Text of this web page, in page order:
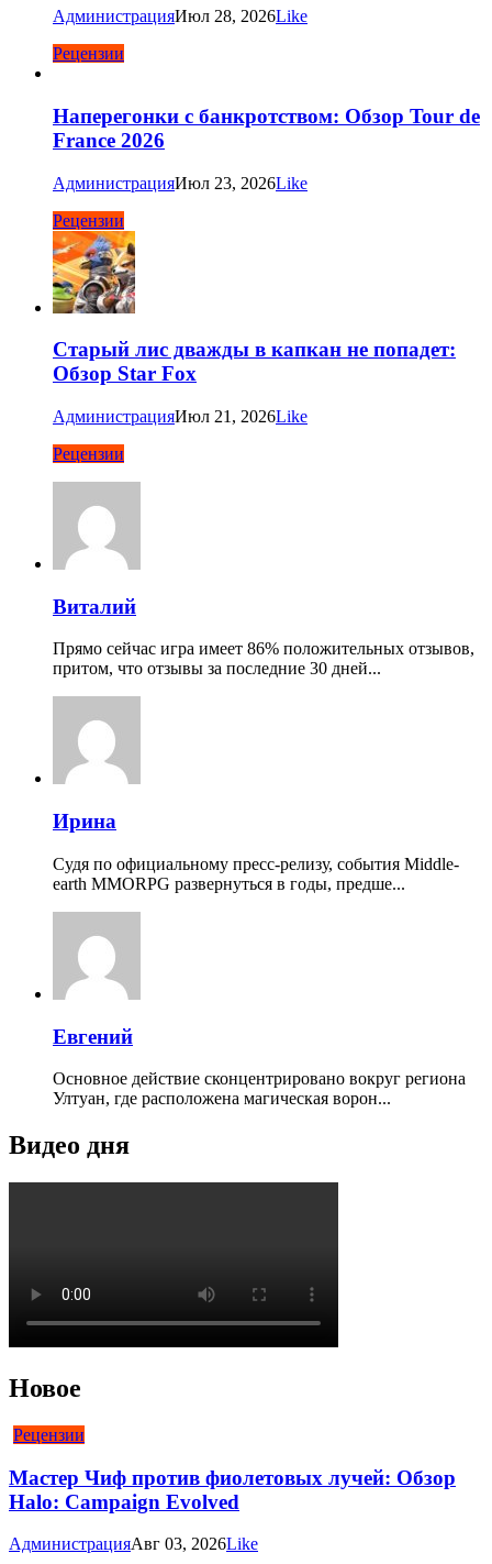
АдминистрацияИюл 28, 2026Like
Рецензии
Наперегонки с банкротством: Обзор Tour de
France 2026
АдминистрацияИюл 23, 2026Like
Рецензии
Старый лис дважды в капкан не попадет:
Обзор Star Fox
АдминистрацияИюл 21, 2026Like
Рецензии
Виталий
Прямо сейчас игра имеет 86% положительных отзывов,
притом, что отзывы за последние 30 дней...
Ирина
Судя по официальному пресс-релизу, события Middle-
earth MMORPG развернуться в годы, предше...
Евгений
Основное действие сконцентрировано вокруг региона
Ултуан, где расположена магическая ворон...
Видео дня
Новое
Рецензии
Мастер Чиф против фиолетовых лучей: Обзор
Halo: Campaign Evolved
АдминистрацияАвг 03, 2026Like